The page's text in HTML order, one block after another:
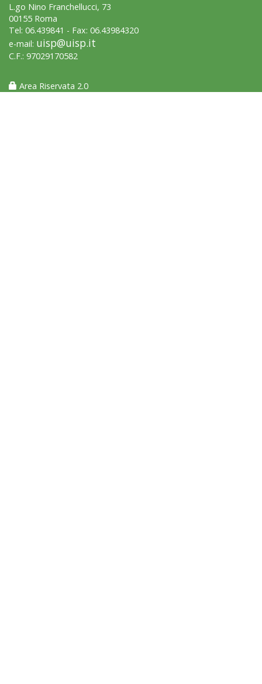
Tiziano Pesce a Radio InBlu2000 traccia il bilancio della stagione
L.go Nino Franchellucci, 73
00155 Roma
Tel: 06.439841 - Fax: 06.43984320
e-mail: uisp@uisp.it
C.F.: 97029170582
Area Riservata 2.0